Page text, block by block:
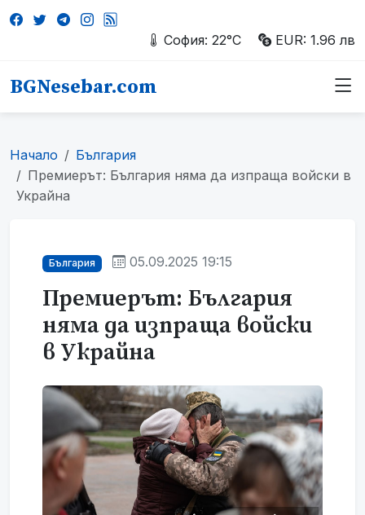
София: 22°C EUR: 1.96 лв
BGNesebar.com
Начало
България
Премиерът: България няма да изпраща войски в
Украйна
България 05.09.2025 19:15
Премиерът: България
няма да изпраща войски
в Украйна